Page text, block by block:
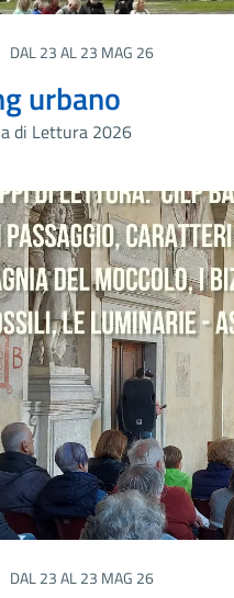
DAL 23 AL 23 MAG 26
urbano
di Lettura 2026
23-23Mag
DAL 23 AL 23 MAG 26